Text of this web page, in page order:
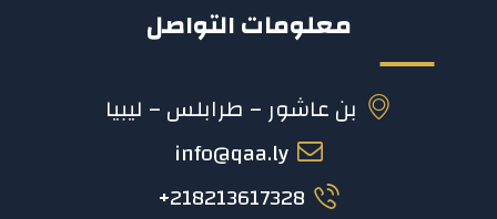
معلومات التواصل
بن عاشور – طرابلس – ليبيا
info@qaa.ly
218213617328+